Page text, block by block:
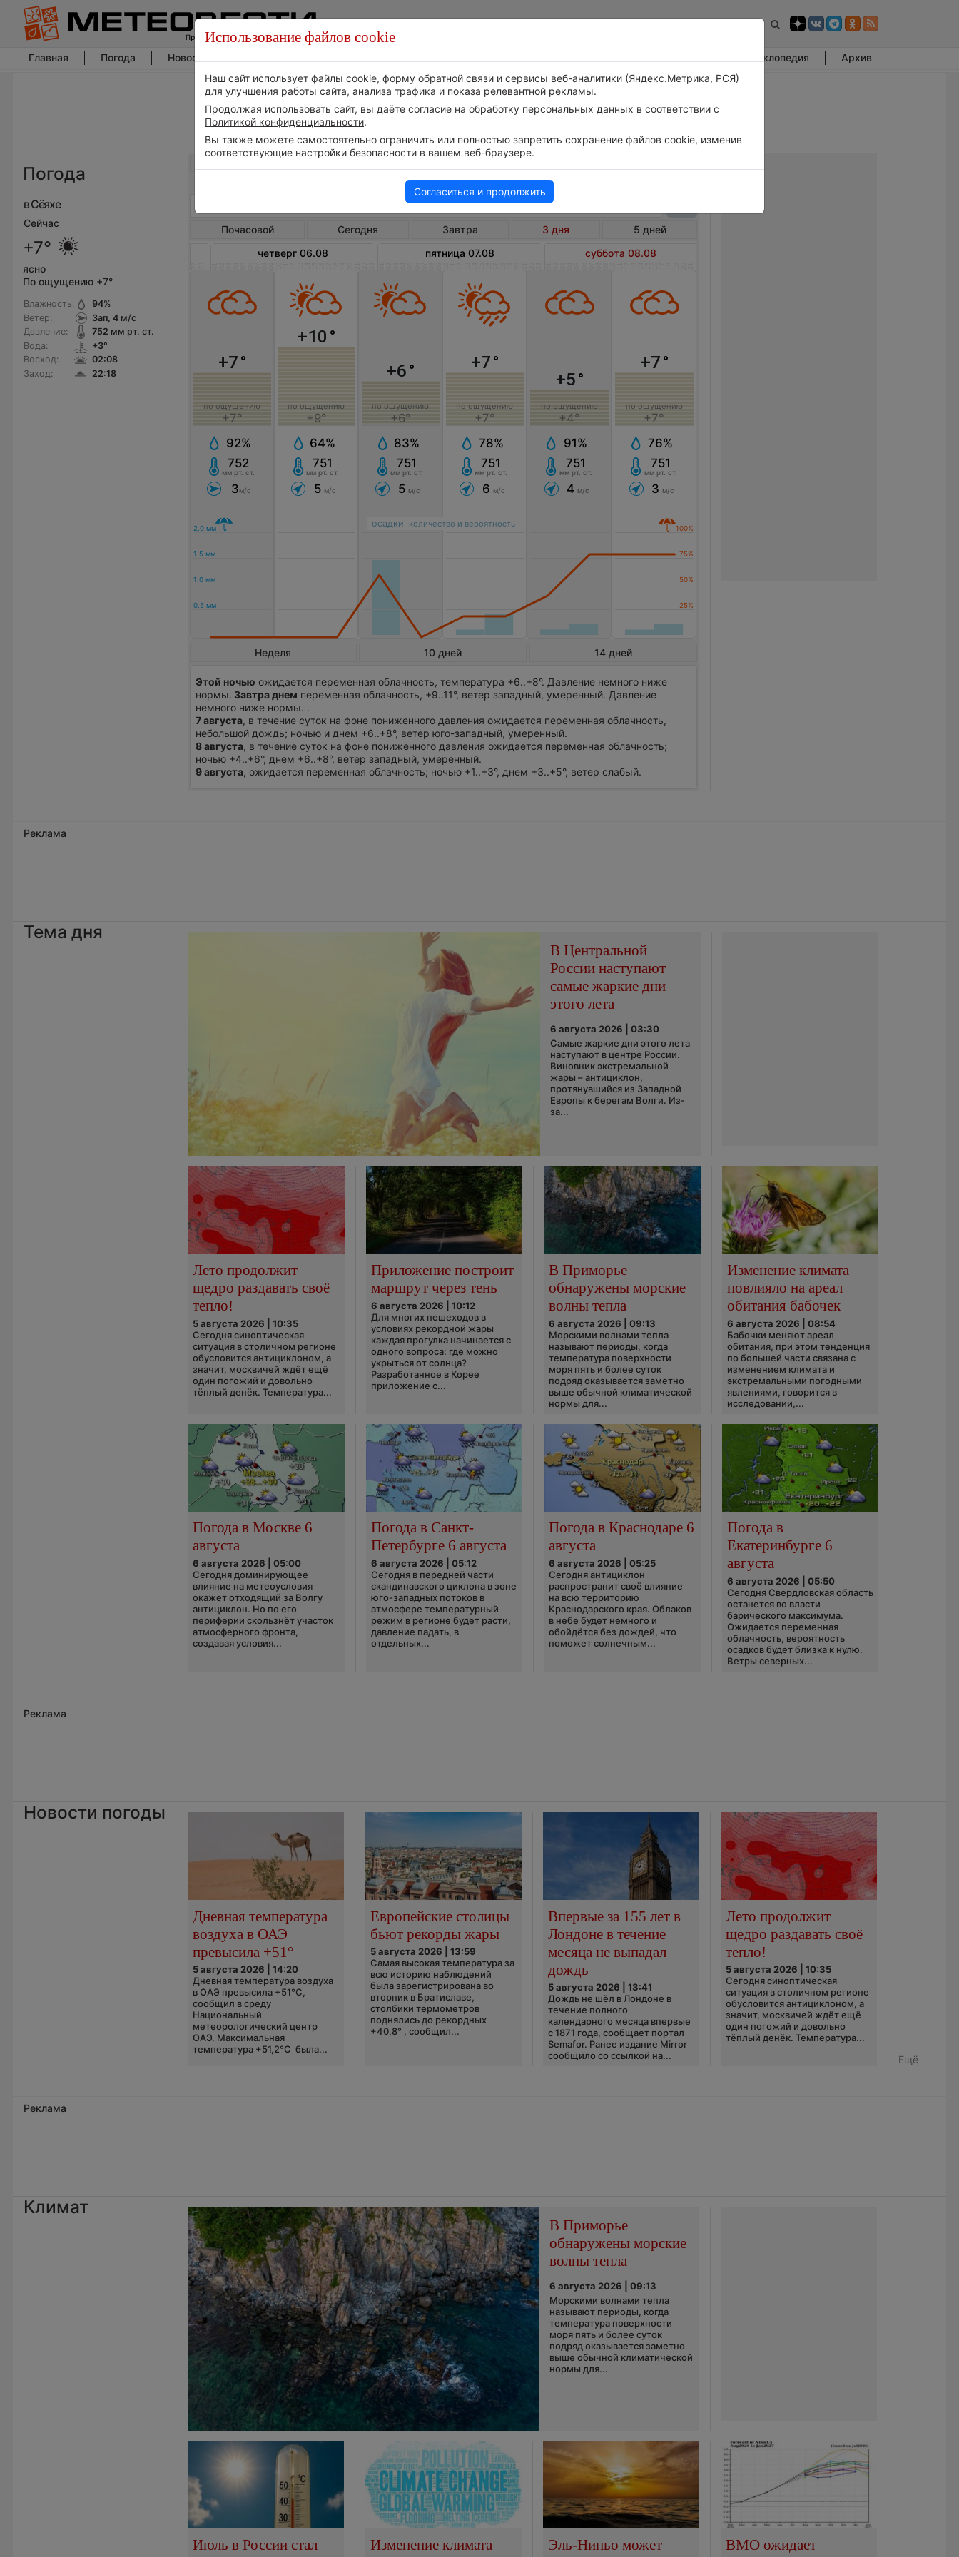
Главная Погода Новости погоды Энциклопедия Архив
Погода
в Сёяхе
Сейчас
+7°
ясно
По ощущению +7°
Влажность:
Ветер:
Давление:
Вода:
Восход:
Заход:
94%
Зап, 4м/с
752 мм рт. ст.
+3°
02:08
22:18
Погода в Сёяхе на 3 дня
Почасовой Сегодня Завтра 3 дня 5 дней
четверг 06.08 пятница 07.08 суббота 08.08
+7°
по ощущению
+7°
92%
752
мм рт. ст.
3м/с
+10 °
по ощущению
+9°
64%
751
мм рт. ст.
5 м/с
+6°
по ощущению
+6°
83%
751
мм рт. ст.
5 м/с
+7°
по ощущению
+7°
78%
751
мм рт. ст.
6 м/с
+5°
по ощущению
+4°
91%
751
мм рт. ст.
4 м/с
+7°
по ощущению
+7°
76%
751
мм рт. ст.
3 м/с
осадки количество и вероятность
Неделя 10 дней 14 дней
Этой ночью ожидается переменная облачность, температура +6..+8°. Давление немного ниже
нормы. Завтра днем переменная облачность, +9..11°, ветер западный, умеренный. Давление
немного ниже нормы. .
7 августа, в течение суток на фоне пониженного давления ожидается переменная облачность,
небольшой дождь; ночью и днем +6..+8°, ветер юго-западный, умеренный.
8 августа, в течение суток на фоне пониженного давления ожидается переменная облачность;
ночью +4..+6°, днем +6..+8°, ветер западный, умеренный.
9 августа, ожидается переменная облачность; ночью +1..+3°, днем +3..+5°, ветер слабый.
Реклама
Тема дня
В Центральной
России наступают
самые жаркие дни
этого лета
6 августа 2026 | 03:30
Самые жаркие дни этого лета
наступают в центре России.
Виновник экстремальной
жары – антициклон,
протянувшийся из Западной
Европы к берегам Волги. Из-
за...
Лето продолжит
щедро раздавать своё
тепло!
5 августа 2026 | 10:35
Сегодня синоптическая
ситуация в столичном регионе
обусловится антициклоном, а
значит, москвичей ждёт ещё
один погожий и довольно
тёплый денёк. Температура...
Приложение построит
маршрут через тень
6 августа 2026 | 10:12
Для многих пешеходов в
условиях рекордной жары
каждая прогулка начинается с
одного вопроса: где можно
укрыться от солнца?
Разработанное в Корее
приложение с...
В Приморье
обнаружены морские
волны тепла
6 августа 2026 | 09:13
Морскими волнами тепла
называют периоды, когда
температура поверхности
моря пять и более суток
подряд оказывается заметно
выше обычной климатической
нормы для...
Изменение климата
повлияло на ареал
обитания бабочек
6 августа 2026 | 08:54
Бабочки меняют ареал
обитания, при этом тенденция
по большей части связана с
изменением климата и
экстремальными погодными
явлениями, говорится в
исследовании,...
Погода в Москве 6
августа
6 августа 2026 | 05:00
Сегодня доминирующее
влияние на метеоусловия
окажет отходящий за Волгу
антициклон. Но по его
периферии скользнёт участок
атмосферного фронта,
создавая условия...
Погода в Санкт-
Петербурге 6 августа
6 августа 2026 | 05:12
Сегодня в передней части
скандинавского циклона в зоне
юго-западных потоков в
атмосфере температурный
режим в регионе будет расти,
давление падать, в
отдельных...
Погода в Краснодаре 6
августа
6 августа 2026 | 05:25
Сегодня антициклон
распространит своё влияние
на всю территорию
Краснодарского края. Облаков
в небе будет немного и
обойдётся без дождей, что
поможет солнечным...
Погода в
Екатеринбурге 6
августа
6 августа 2026 | 05:50
Сегодня Свердловская область
останется во власти
барического максимума.
Ожидается переменная
облачность, вероятность
осадков будет близка к нулю.
Ветры северных...
Реклама
Новости погоды
Дневная температура
воздуха в ОАЭ
превысила +51°
5 августа 2026 | 14:20
Дневная температура воздуха
в ОАЭ превысила +51°C,
сообщил в среду
Национальный
метеорологический центр
ОАЭ. Максимальная
температура +51,2°C была...
Европейские столицы
бьют рекорды жары
5 августа 2026 | 13:59
Самая высокая температура за
всю историю наблюдений
была зарегистрирована во
вторник в Братиславе,
столбики термометров
поднялись до рекордных
+40,8° , сообщил...
Впервые за 155 лет в
Лондоне в течение
месяца не выпадал
дождь
5 августа 2026 | 13:41
Дождь не шёл в Лондоне в
течение полного
календарного месяца впервые
с 1871 года, сообщает портал
Semafor. Ранее издание Mirror
сообщило со ссылкой на...
Лето продолжит
щедро раздавать своё
тепло!
5 августа 2026 | 10:35
Сегодня синоптическая
ситуация в столичном регионе
обусловится антициклоном, а
значит, москвичей ждёт ещё
один погожий и довольно
тёплый денёк. Температура...
Ещё
Реклама
Климат
В Приморье
обнаружены морские
волны тепла
6 августа 2026 | 09:13
Морскими волнами тепла
называют периоды, когда
температура поверхности
моря пять и более суток
подряд оказывается заметно
выше обычной климатической
нормы для...
Июль в России стал
Изменение климата
Эль-Ниньо может
ВМО ожидает
Использование файлов cookie
Наш сайт использует файлы cookie, форму обратной связи и сервисы веб-аналитики (Яндекс.Метрика, РСЯ)
для улучшения работы сайта, анализа трафика и показа релевантной рекламы.
Продолжая использовать сайт, вы даёте согласие на обработку персональных данных в соответствии с
Политикой конфиденциальности.
Вы также можете самостоятельно ограничить или полностью запретить сохранение файлов cookie, изменив
соответствующие настройки безопасности в вашем веб-браузере.
Согласиться и продолжить